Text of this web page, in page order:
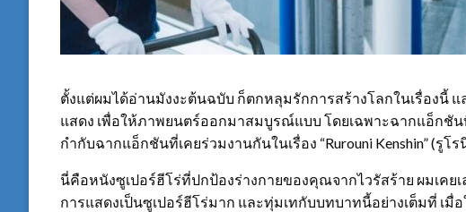
ตั้งแต่ผมได้อ่านมังงะต้นฉบับ ก็ตกหลุมรักการสร้างโลกในเรื่องนี้
แสดง เพื่อให้ภาพยนตร์ออกมาสมบูรณ์แบบ โดยเฉพาะฉากแอ็กชั
กำกับฉากแอ็กชันที่เคยร่วมงานกันในเรื่อง “Rurouni Kenshin” (รูโ
นี่คือหนังซูเปอร์ฮีโร่ที่ปกป้องร่างกายของคุณจากไวรัสร้าย ผมเค
การแสดงเป็นซูเปอร์ฮีโร่มาก และทุ่มเทกับบทบาทนี้อย่างเต็มที่ เ